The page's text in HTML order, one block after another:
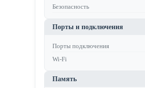
Безопасность
Порты и подключения
Порты подключения
Wi-Fi
Память